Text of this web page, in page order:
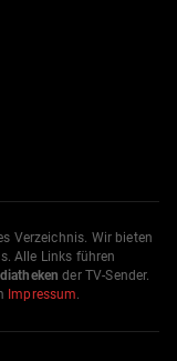
Verzeichnis. Wir bieten
Alle Links führen
der TV-Sender.
Impressum.